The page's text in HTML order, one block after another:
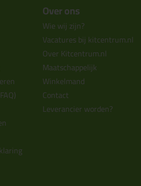
Over ons
Wie wij zijn?
Vacatures bij kitcentrum.nl
Over Kitcentrum.nl
Maatschappelijk
Winkelmand
Contact
Leverancier worden?